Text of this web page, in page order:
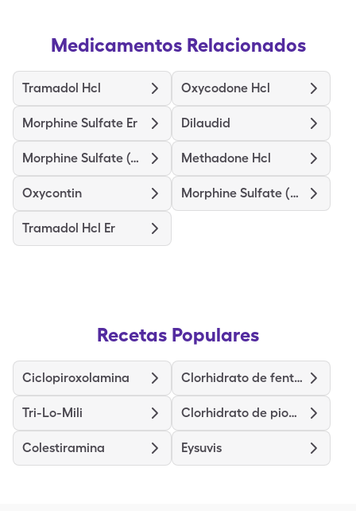
Medicamentos Relacionados
Tramadol Hcl Oxycodone Hcl
Morphine Sulfate Er Dilaudid
Morphine Sulfate (Concentrate) Methadone Hcl
Oxycontin Morphine Sulfate (Pf)
Tramadol Hcl Er
Recetas Populares
Ciclopiroxolamina Clorhidrato de fentermina
Tri-Lo-Mili Clorhidrato de pioglitazona
Colestiramina Eysuvis